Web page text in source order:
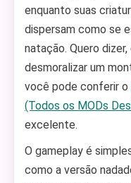
enquanto suas
dispersam como se
natação. Quero
desmoralizar um
você pode conferir o
(Todos os MODs
excelente.
O gameplay é
como a versão